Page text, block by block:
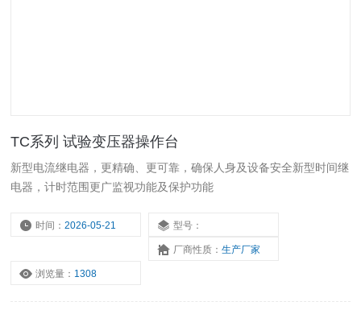
TC系列 试验变压器操作台
新型电流继电器，更精确、更可靠，确保人身及设备安全新型时间继
电器，计时范围更广监视功能及保护功能
时间：2026-05-21 型号：
厂商性质： 生产厂家
浏览量： 1308